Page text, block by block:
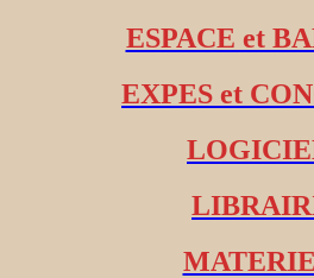
ESPACE et
EXPES et